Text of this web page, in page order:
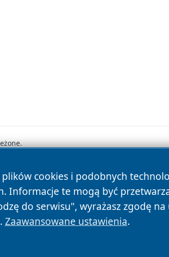
plików cookies i podobnych
Informacje te mogą być
do serwisu", wyrażasz zgodę na
. Zaawansowane ustawienia.